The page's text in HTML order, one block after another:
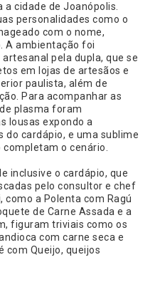
cidade de Joanópolis.
personalidades como o
com o nome,
A ambientação foi
pela dupla, que se
em lojas de artesãos e
paulista, além de
Para acompanhar as
plasma foram
lousas expondo a
do cardápio, e uma sublime
o cenário.
inclusive o cardápio, que
pelo consultor e chef
a Polenta com Ragú
de Carne Assada e a
figuram triviais como os
com carne seca e
com Queijo, queijos